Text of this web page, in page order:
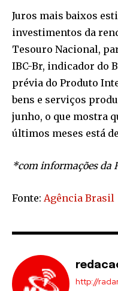
Juros mais baixos
investimentos da
Tesouro Nacional,
IBC-Br, indicador do
prévia do Produto
bens e serviços
junho, o que mostra
últimos meses está
*com informações da
Fonte: Agência Brasil
http://